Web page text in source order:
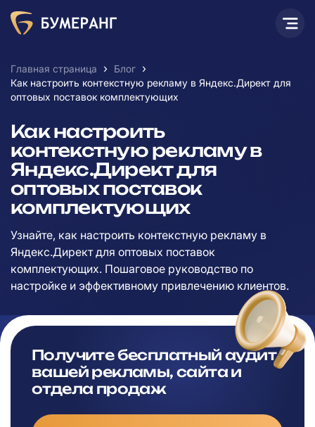
Главная страница › Блог ›
Как настроить контекстную рекламу в Яндекс.Директ для
оптовых поставок комплектующих
Как настроить
контекстную рекламу в
Яндекс.Директ для
оптовых поставок
комплектующих
Узнайте, как настроить контекстную рекламу в
Яндекс.Директ для оптовых поставок
комплектующих. Пошаговое руководство по
настройке и эффективному привлечению клиентов.
Получите бесплатный аудит
вашей рекламы, сайта и
отдела продаж